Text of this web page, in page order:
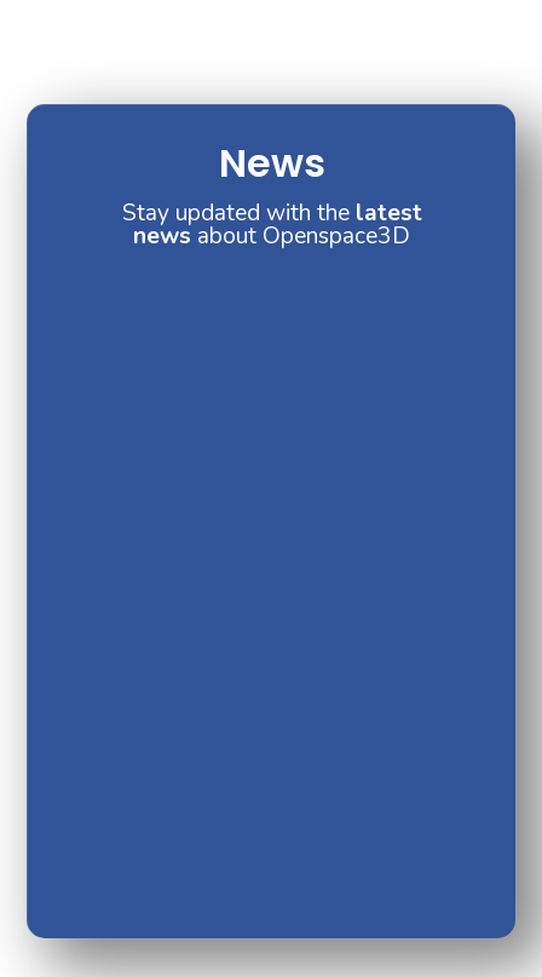
News
Stay updated with the latest
news about Openspace3D